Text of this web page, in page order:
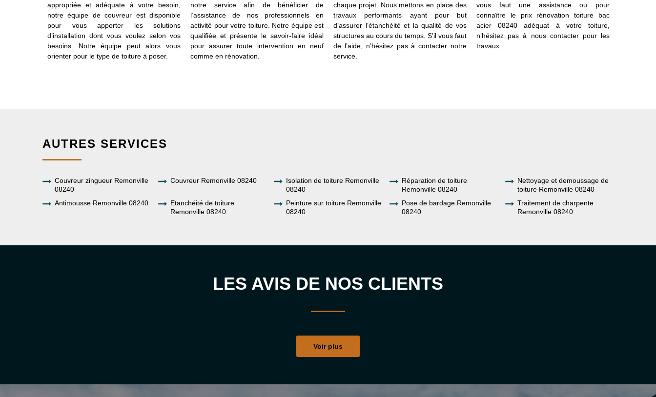
appropriée et adéquate à votre besoin,
notre équipe de couvreur est disponible
pour vous apporter les solutions
d’installation dont vous voulez selon vos
besoins. Notre équipe peut alors vous
orienter pour le type de toiture à poser.
notre service afin de bénéficier de
l’assistance de nos professionnels en
activité pour votre toiture. Notre équipe est
qualifiée et présente le savoir-faire idéal
pour assurer toute intervention en neuf
comme en rénovation.
chaque projet. Nous mettons en place des
travaux performants ayant pour but
d’assurer l’étanchéité et la qualité de vos
structures au cours du temps. S’il vous faut
de l’aide, n’hésitez pas à contacter notre
service.
vous faut une assistance ou pour
connaître le prix rénovation toiture bac
acier 08240 adéquat à votre toiture,
n’hésitez pas à nous contacter pour les
travaux.
AUTRES SERVICES
Couvreur zingueur Remonville
08240
Couvreur Remonville 08240
Isolation de toiture Remonville
08240
Réparation de toiture
Remonville 08240
Nettoyage et demoussage de
toiture Remonville 08240
Antimousse Remonville 08240
Etanchéité de toiture
Remonville 08240
Peinture sur toiture Remonville
08240
Pose de bardage Remonville
08240
Traitement de charpente
Remonville 08240
LES AVIS DE NOS CLIENTS
Voir plus